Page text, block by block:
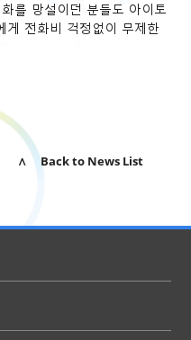
를 망설이던 분들도 아이토
게 전화비 걱정없이 무제한
∧ Back to News List